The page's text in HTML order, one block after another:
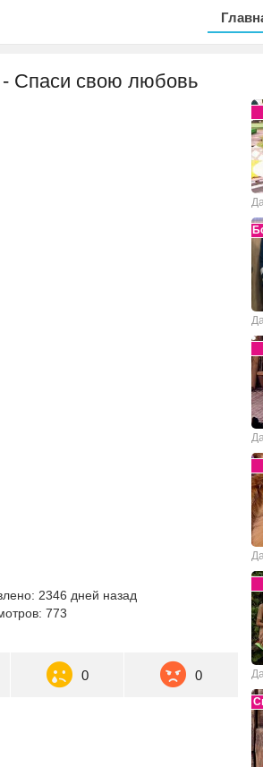
Спаси свою любовь
2346 дней назад
773
0 0